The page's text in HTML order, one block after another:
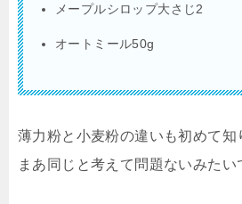
メープルシロップ大さじ2
オートミール50g
薄力粉と小麦粉の違いも初めて知
まあ同じと考えて問題ないみたい